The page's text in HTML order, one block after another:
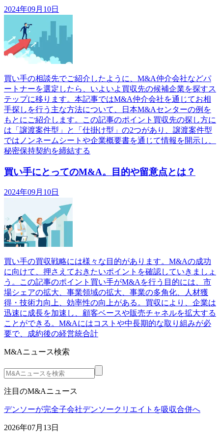
2024年09月10日
買い手の相談先でご紹介したように、M&A仲介会社などパ
ートナーを選定したら、いよいよ買収先の候補企業を探すス
テップに移ります。本記事ではM&A仲介会社を通じてお相
手探しを行う主な方法について、日本M&Aセンターの例を
もとにご紹介します。この記事のポイント買収先の探し方に
は「譲渡案件型」と「仕掛け型」の2つがあり、譲渡案件型
ではノンネームシートや企業概要書を通じて情報を開示し、
秘密保持契約を締結する
買い手にとってのM&A。目的や留意点とは？
2024年09月10日
買い手の買収戦略には様々な目的があります。M&Aの成功
に向けて、押さえておきたいポイントを確認していきましょ
う。この記事のポイント買い手がM&Aを行う目的には、市
場シェアの拡大、事業領域の拡大、事業の多角化、人材獲
得・技術力向上、効率性の向上がある。買収により、企業は
迅速に成長を加速し、顧客ベースや販売チャネルを拡大する
ことができる。M&Aにはコストや中長期的な取り組みが必
要で、成約後の経営統合計
M&Aニュース検索
注目のM&Aニュース
デンソーが完全子会社デンソークリエイトを吸収合併へ
2026年07月13日